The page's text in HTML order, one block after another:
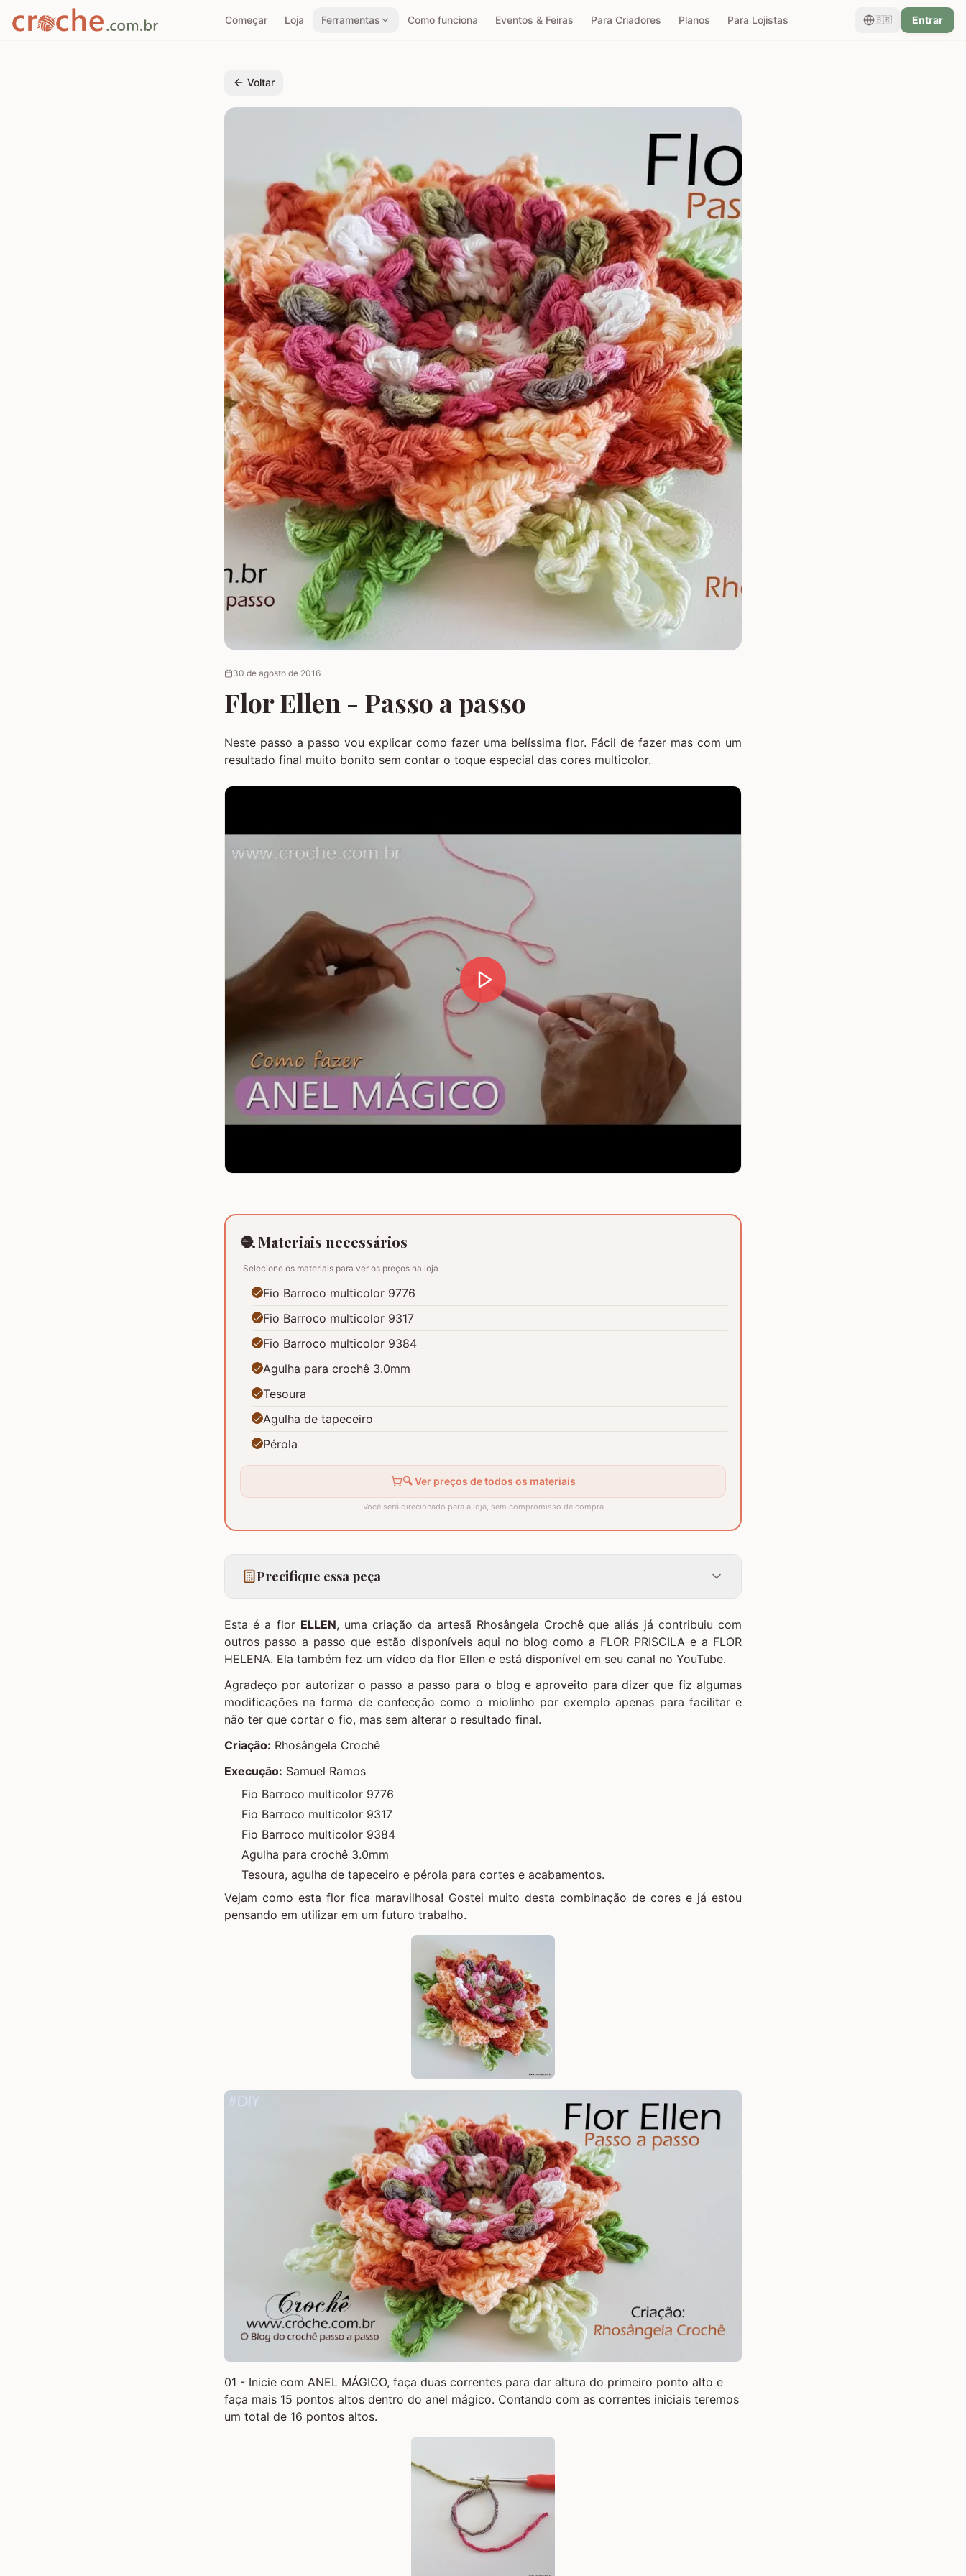
Começar Loja Ferramentas Como funciona Eventos & Feiras Para Criadores Planos Para Lojistas 🇧🇷 Entrar
Voltar
30 de agosto de 2016
Flor Ellen - Passo a passo
Neste passo a passo vou explicar como fazer uma belíssima flor. Fácil de fazer mas com um
resultado final muito bonito sem contar o toque especial das cores multicolor.
🧶 Materiais necessários
Selecione os materiais para ver os preços na loja
Fio Barroco multicolor 9776
Fio Barroco multicolor 9317
Fio Barroco multicolor 9384
Agulha para crochê 3.0mm
Tesoura
Agulha de tapeceiro
Pérola
🔍 Ver preços de todos os materiais
Você será direcionado para a loja, sem compromisso de compra
Precifique essa peça
Esta é a flor ELLEN, uma criação da artesã Rhosângela Crochê que aliás já contribuiu com
outros passo a passo que estão disponíveis aqui no blog como a FLOR PRISCILA e a FLOR
HELENA. Ela também fez um vídeo da flor Ellen e está disponível em seu canal no YouTube.
Agradeço por autorizar o passo a passo para o blog e aproveito para dizer que fiz algumas
modificações na forma de confecção como o miolinho por exemplo apenas para facilitar e
não ter que cortar o fio, mas sem alterar o resultado final.
Criação: Rhosângela Crochê
Execução: Samuel Ramos
Fio Barroco multicolor 9776
Fio Barroco multicolor 9317
Fio Barroco multicolor 9384
Agulha para crochê 3.0mm
Tesoura, agulha de tapeceiro e pérola para cortes e acabamentos.
Vejam como esta flor fica maravilhosa! Gostei muito desta combinação de cores e já estou
pensando em utilizar em um futuro trabalho.
01 - Inicie com ANEL MÁGICO, faça duas correntes para dar altura do primeiro ponto alto e
faça mais 15 pontos altos dentro do anel mágico. Contando com as correntes iniciais teremos
um total de 16 pontos altos.